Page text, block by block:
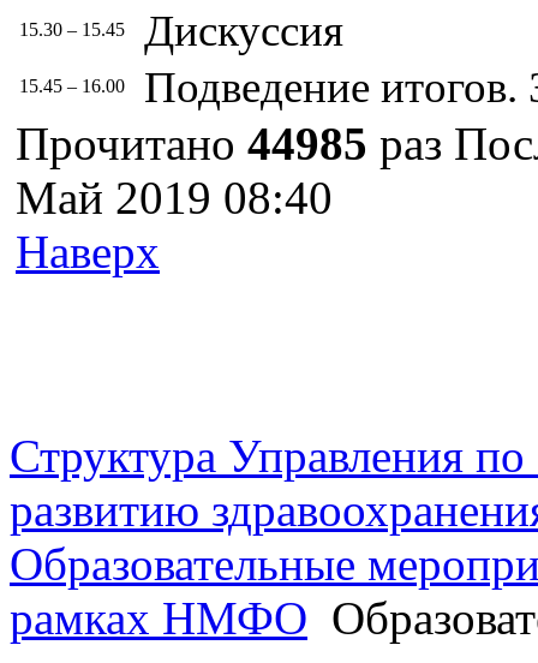
15.30 – 15.45 Дискуссия
15.45 – 16.00 Подведение
Прочитано 44985 раз
Май 2019 08:40
Наверх
Структура Управления
развитию
Образовательные
рамках НМФО